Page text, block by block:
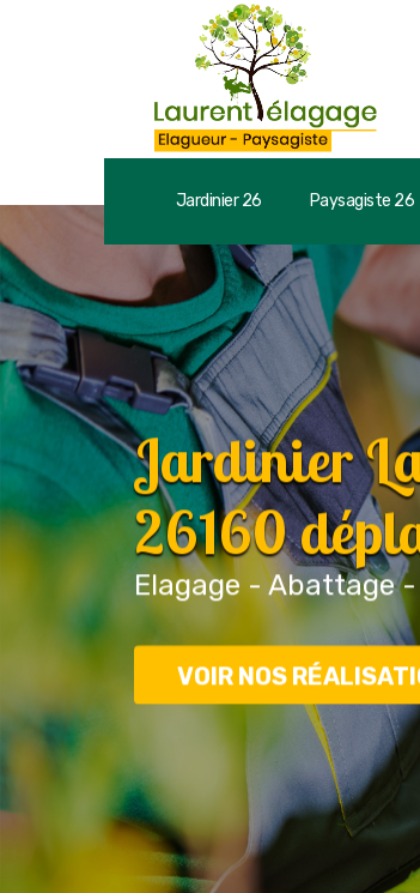
Jardinier 26 Paysagiste 26
Jardinier
26160
Elagage - Abattage
VOIR NOS